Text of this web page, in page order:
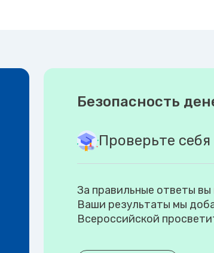
Безопасность
Проверьте
За правильные ответы вы
Ваши результаты мы
Всероссийской